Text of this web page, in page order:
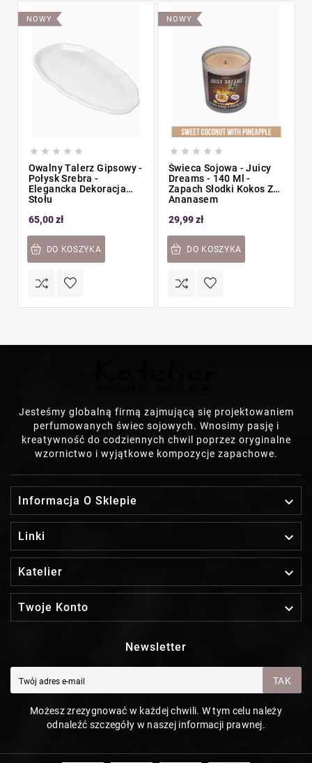
NOWY
    
Owalny Talerz Gipsowy -
Połysk Srebra -
Elegancka Dekoracja
Stołu
65,00 zł
DO KOSZYKA
NOWY
    
Świeca Sojowa - Juicy
Dreams - 140 Ml -
Zapach Słodki Kokos Z
Ananasem
29,99 zł
DO KOSZYKA
Jesteśmy globalną firmą zajmującą się projektowaniem
perfumowanych świec sojowych. Wnosimy pasję i
kreatywność do codziennych chwil poprzez oryginalne
wzornictwo i wyjątkowe kompozycje zapachowe.
Informacja O Sklepie 
Linki 
Katelier 
Twoje Konto 
Newsletter
TAK
Możesz zrezygnować w każdej chwili. W tym celu należy
odnaleźć szczegóły w naszej informacji prawnej.